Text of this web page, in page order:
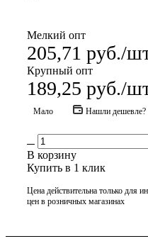
Мелкий опт
205,71 руб./
Крупный опт
189,25 руб./
Мало Нашли дешевле?
В корзину
Купить в 1 клик
Цена действительна только для
цен в розничных магазинах